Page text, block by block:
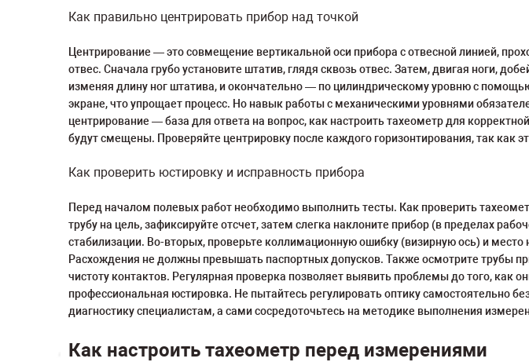
Как правильно центрировать прибор над точкой
Центрирование — это совмещение вертикальной оси прибора с отвесной линией,
отвес. Сначала грубо установите штатив, глядя сквозь отвес. Затем, двигая ноги,
изменяя длину ног штатива, и окончательно — по цилиндрическому уровню с
экране, что упрощает процесс. Но навык работы с механическими уровнями
центрирование — база для ответа на вопрос, как настроить тахеометр для
будут смещены. Проверяйте центрировку после каждого горизонтирования, так как
Как проверить юстировку и исправность прибора
Перед началом полевых работ необходимо выполнить тесты. Как проверить
трубу на цель, зафиксируйте отсчет, затем слегка наклоните прибор (в пределах
стабилизации. Во-вторых, проверьте коллимационную ошибку (визирную ось) и
Расхождения не должны превышать паспортных допусков. Также осмотрите трубы
чистоту контактов. Регулярная проверка позволяет выявить проблемы до того, как
профессиональная юстировка. Не пытайтесь регулировать оптику самостоятельно
диагностику специалистам, а сами сосредоточьтесь на методике выполнения
Как настроить тахеометр перед измерениями